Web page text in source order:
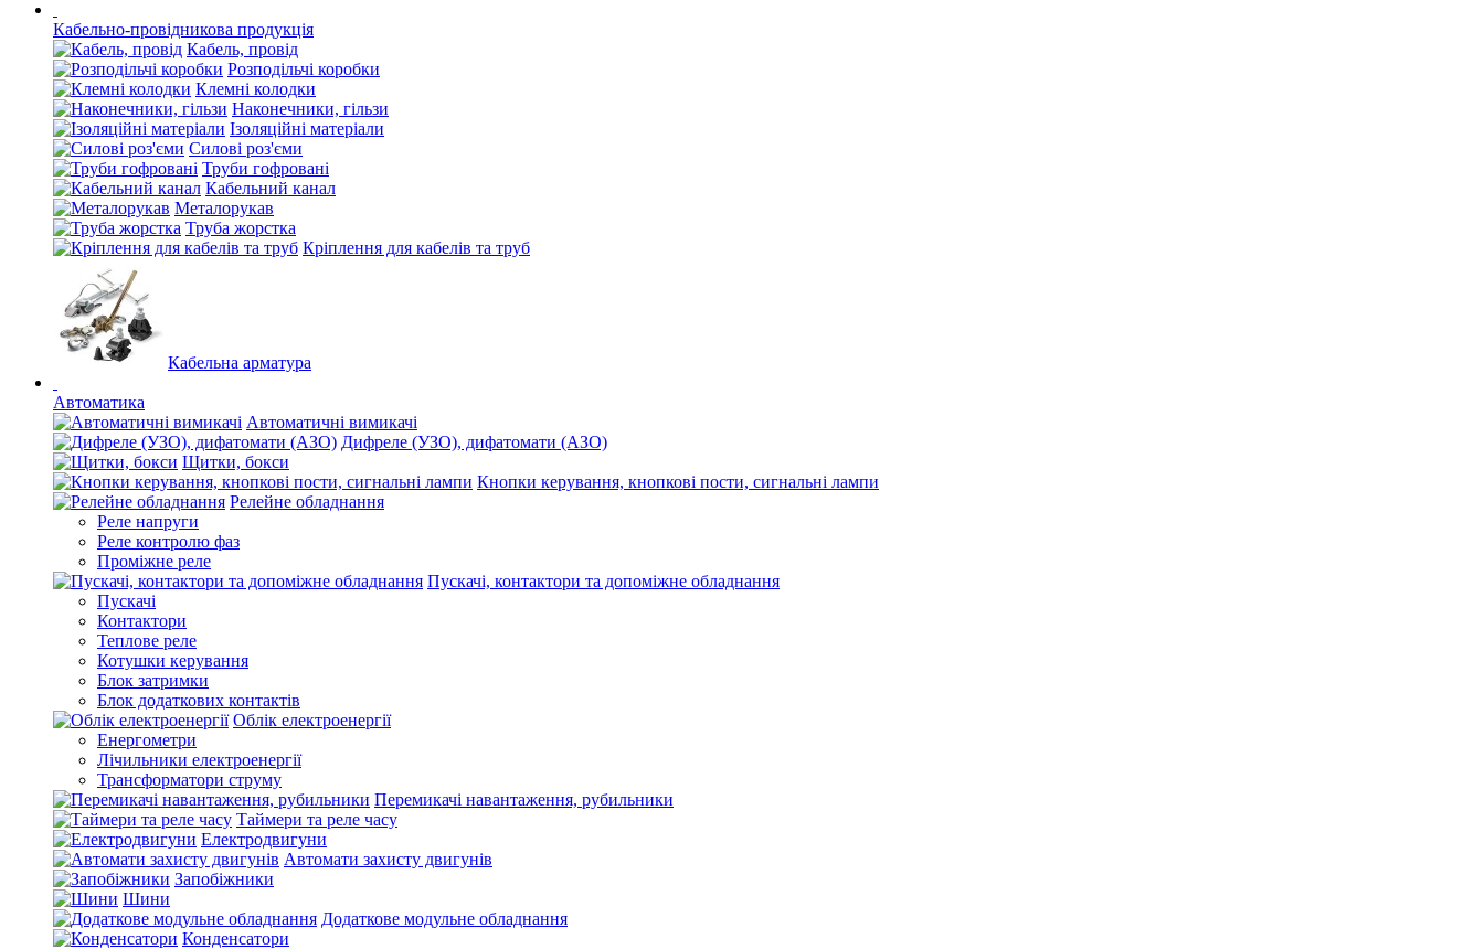
Кабельно-провідникова продукція
Кабель, провід
Розподільчі коробки
Клемні колодки
Наконечники, гільзи
Ізоляційні матеріали
Силові роз'єми
Труби гофровані
Кабельний канал
Металорукав
Труба жорстка
Кріплення для кабелів та труб
Кабельна арматура
Автоматика
Автоматичні вимикачі
Дифреле (УЗО), дифатомати (АЗО)
Щитки, бокси
Кнопки керування, кнопкові пости, сигнальні лампи
Релейне обладнання
Реле напруги
Реле контролю фаз
Проміжне реле
Пускачі, контактори та допоміжне обладнання
Пускачі
Контактори
Теплове реле
Котушки керування
Блок затримки
Блок додаткових контактів
Облік електроенергії
Енергометри
Лічильники електроенергії
Трансформатори струму
Перемикачі навантаження, рубильники
Таймери та реле часу
Електродвигуни
Автомати захисту двигунів
Запобіжники
Шини
Додаткове модульне обладнання
Конденсатори